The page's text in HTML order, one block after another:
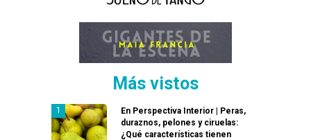
Más vistos
En Perspectiva Interior | Peras,
duraznos, pelones y ciruelas:
¿Qué características tienen